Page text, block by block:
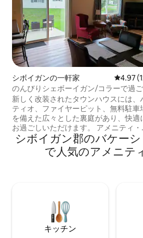
シボイガンの一軒家 レビュ
4.97
のんびりシェボーイガン/コラーで過ご
休暇
新しく改装されたタウンハウスには、
ティオ、ファイヤーピット、無料駐車
を備えた広々とした裏庭があり、快適
お過ごしいただけます。 アメニティ・設
備には、設備の整ったキッチン、2寝
2寝室、洗濯機/乾燥機、Wi - Fi、スマ
テレビが含まれています。 Village of
分）、食料品店、レストラン、ショッピ
ング、地元のエンターテイメントまで数
分で行けます。
シボイガン郡のバケー
で人気のアメニテ
キッチン